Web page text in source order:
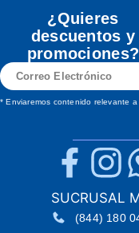
¿Quieres
descuentos y
promociones?
Correo
Electrónico
* Enviaremos contenido relevante a
SUCRUSAL
(844) 180